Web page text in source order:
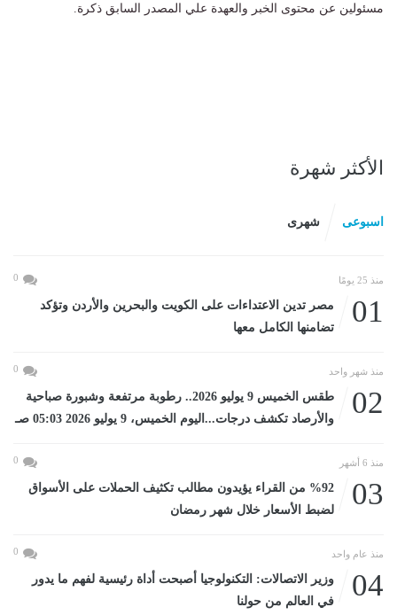
مسئولين عن محتوى الخبر والعهدة علي المصدر السابق ذكرة.
الأكثر شهرة
اسبوعى شهرى
منذ 25 يومًا 0
01
مصر تدين الاعتداءات على الكويت والبحرين والأردن وتؤكد
تضامنها الكامل معها
منذ شهر واحد 0
02
طقس الخميس 9 يوليو 2026.. رطوبة مرتفعة وشبورة صباحية
والأرصاد تكشف درجات...اليوم الخميس، 9 يوليو 2026 05:03 صـ
منذ 6 أشهر 0
03
%92 من القراء يؤيدون مطالب تكثيف الحملات على الأسواق
لضبط الأسعار خلال شهر رمضان
منذ عام واحد 0
04
وزير الاتصالات: التكنولوجيا أصبحت أداة رئيسية لفهم ما يدور
في العالم من حولنا